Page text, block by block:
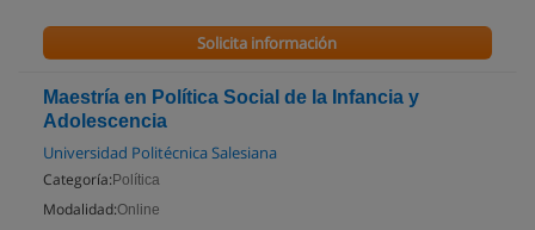
Solicita información
Maestría en Política Social de la Infancia y
Adolescencia
Universidad Politécnica Salesiana
Categoría: Política
Modalidad:Online